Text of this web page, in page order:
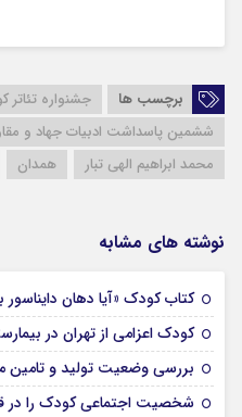
برچسب ها جشنواره
ششمین پاسداشت ادبیات جهاد و
محمد ابراهیم الهی تبار
همدان
نوشته های مشابه
کتاب کودک «آیا دهان
کودک اعزامی از تهران در
بررسی وضعیت تولید و تامین مواد
شخصیت اجتماعی کودک را در